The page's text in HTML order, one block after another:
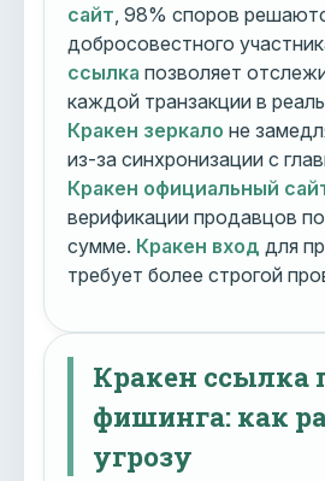
сайт , 98% споров
добросовестного
ссылка позволяет
каждой транзакции в
Кракен зеркало не
из-за синхронизации с
Кракен официальный
верификации продавцов
сумме. Кракен вход для
требует более строгой
Кракен ссылка
фишинга: как
угрозу